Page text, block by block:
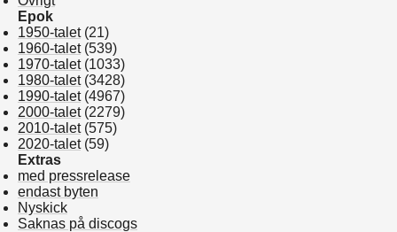
Epok
1950-talet(21)
1960-talet(539)
1970-talet(1033)
1980-talet(3428)
1990-talet(4967)
2000-talet(2279)
2010-talet(575)
2020-talet(59)
Extras
med pressrelease
endast byten
Nyskick
Saknas på discogs